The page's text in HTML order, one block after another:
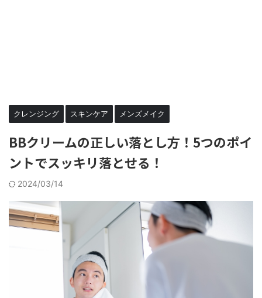
クレンジング スキンケア メンズメイク
BBクリームの正しい落とし方！5つのポイ
ントでスッキリ落とせる！
2024/03/14